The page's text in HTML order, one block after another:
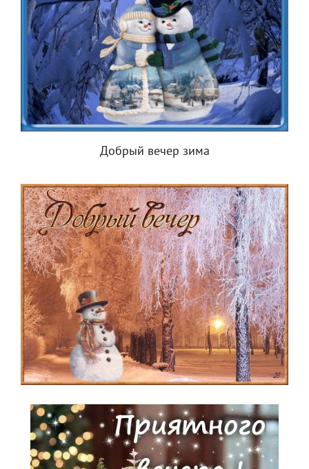
Добрый вечер зима